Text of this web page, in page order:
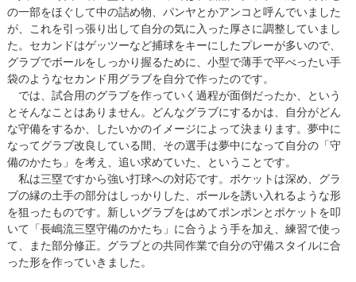
の一部をほぐして中の詰め物、パンヤとかアンコと呼んでいました
が、これを引っ張り出して自分の気に入った厚さに調整していまし
た。セカンドはゲッツーなど捕球をキーにしたプレーが多いので、
グラブでボールをしっかり握るために、小型で薄手で平べったい手
袋のようなセカンド用グラブを自分で作ったのです。
では、試合用のグラブを作っていく過程が面倒だったか、という
とそんなことはありません。どんなグラブにするかは、自分がどん
な守備をするか、したいかのイメージによって決まります。夢中に
なってグラブ改良している間、その選手は夢中になって自分の「守
備のかたち」を考え、追い求めていた、ということです。
私は三塁ですから強い打球への対応です。ポケットは深め、グラ
ブの縁の土手の部分はしっかりした、ボールを誘い入れるような形
を狙ったものです。新しいグラブをはめてポンポンとポケットを叩
いて「長嶋流三塁守備のかたち」に合うよう手を加え、練習で使っ
て、また部分修正。グラブとの共同作業で自分の守備スタイルに合
った形を作っていきました。